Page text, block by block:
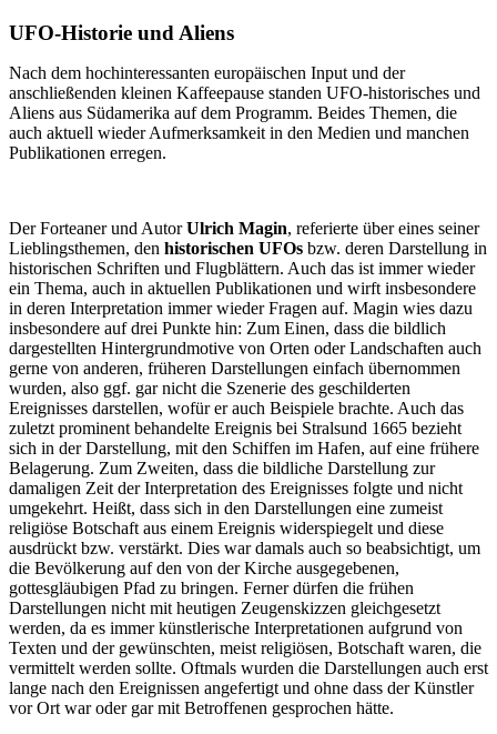
UFO-Historie und Aliens
Nach dem hochinteressanten europäischen Input und der
anschließenden kleinen Kaffeepause standen UFO-historisches und
Aliens aus Südamerika auf dem Programm. Beides Themen, die
auch aktuell wieder Aufmerksamkeit in den Medien und manchen
Publikationen erregen.
Der Forteaner und AutorUlrich Magin, referierte über eines seiner
Lieblingsthemen, den historischen UFOs bzw. deren Darstellung in
historischen Schriften und Flugblättern. Auch das ist immer wieder
ein Thema, auch in aktuellen Publikationen und wirft insbesondere
in deren Interpretation immer wieder Fragen auf. Magin wies dazu
insbesondere auf drei Punkte hin: Zum Einen, dass die bildlich
dargestellten Hintergrundmotive von Orten oder Landschaften auch
gerne von anderen, früheren Darstellungen einfach übernommen
wurden, also ggf. gar nicht die Szenerie des geschilderten
Ereignisses darstellen, wofür er auch Beispiele brachte. Auch das
zuletzt prominent behandelte Ereignis bei Stralsund 1665 bezieht
sich in der Darstellung, mit den Schiffen im Hafen, auf eine frühere
Belagerung. Zum Zweiten, dass die bildliche Darstellung zur
damaligen Zeit der Interpretation des Ereignisses folgte und nicht
umgekehrt. Heißt, dass sich in den Darstellungen eine zumeist
religiöse Botschaft aus einem Ereignis widerspiegelt und diese
ausdrückt bzw. verstärkt. Dies war damals auch so beabsichtigt, um
die Bevölkerung auf den von der Kirche ausgegebenen,
gottesgläubigen Pfad zu bringen. Ferner dürfen die frühen
Darstellungen nicht mit heutigen Zeugenskizzen gleichgesetzt
werden, da es immer künstlerische Interpretationen aufgrund von
Texten und der gewünschten, meist religiösen, Botschaft waren, die
vermittelt werden sollte. Oftmals wurden die Darstellungen auch erst
lange nach den Ereignissen angefertigt und ohne dass der Künstler
vor Ort war oder gar mit Betroffenen gesprochen hätte.